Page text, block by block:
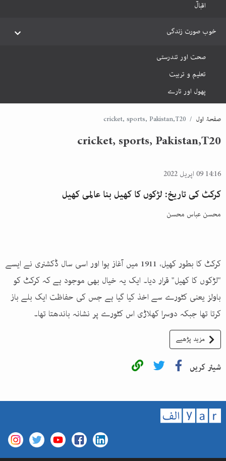
اقبالؒ
خوب صورت زندگی
صحت اور تندرستی
تعلیم و تربیت
پھول اور تارے
صفحۂ اول cricket, sports, Pakistan,T20
cricket, sports, Pakistan,T20
14:16 09 اپریل 2022
کرکٹ کی تاریخ: لڑکوں کا کھیل بنا عالمی کھیل
محسن عباس محسن
کرکٹ کا بطور کھیل، 1911 میں آغاز ہوا اور اسی سال ڈکشنری نے ایسے
"لڑکوں کا کھیل" قرار دیا۔ ایک یہ خیال بھی موجود ہے کہ کرکٹ کو
باولز یعنی کٹورے سے اخذ کیا گیا ہے جس کی حفاظت ایک بلے باز
کرتا تھا جبکہ دوسرا کھلاڑی اس کٹورے پر نشانہ باندھتا تھا۔
مزید پڑھیے
شیئر کریں